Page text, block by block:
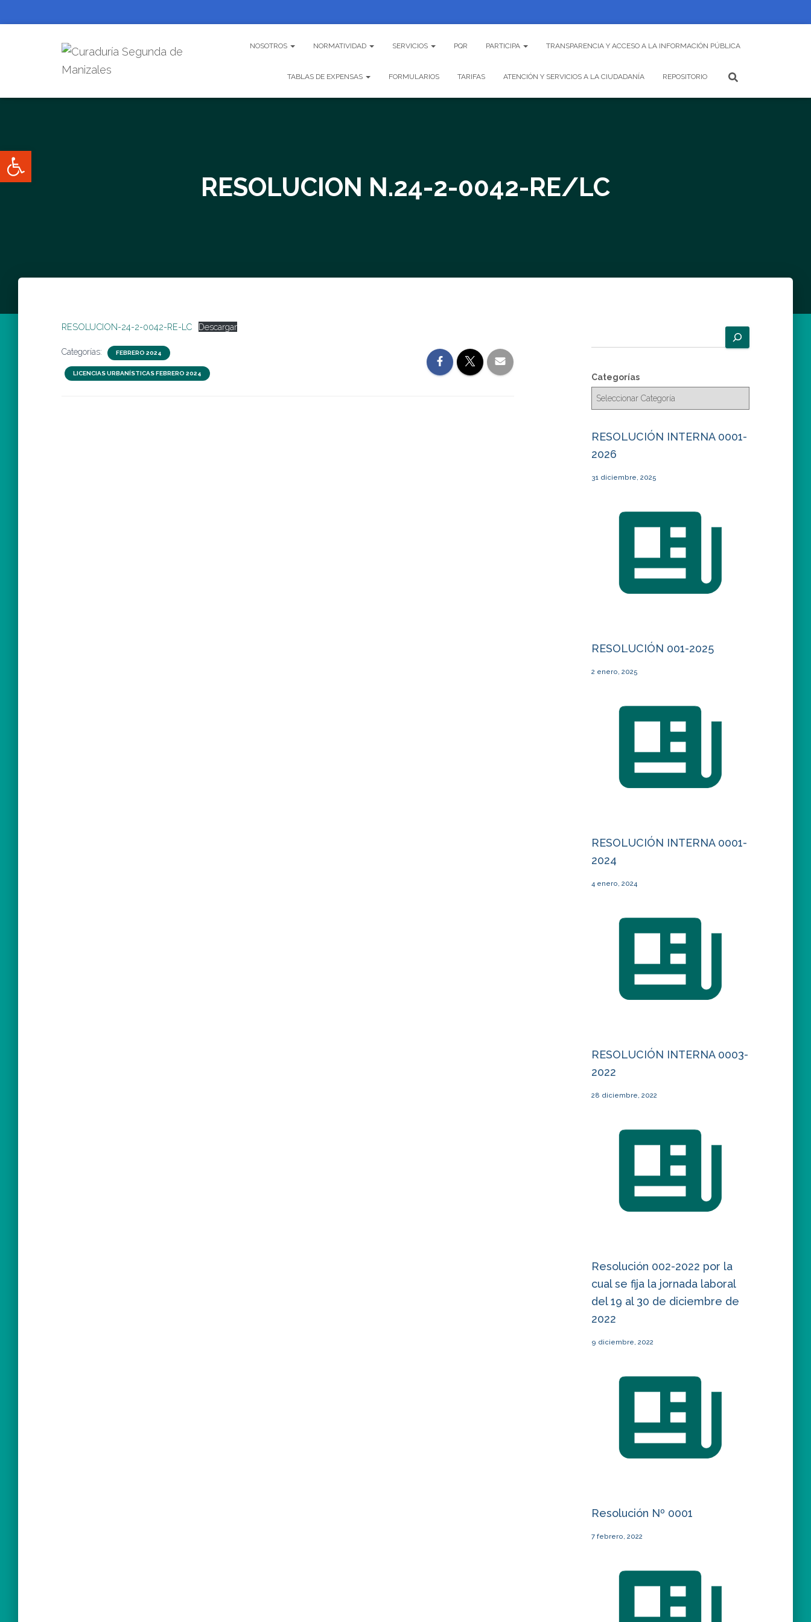
Abrir barra de herramientas
NOSOTROS NORMATIVIDAD SERVICIOS PQR PARTICIPA TRANSPARENCIA Y ACCESO A LA INFORMACIÓN PÚBLICA
TABLAS DE EXPENSAS FORMULARIOS TARIFAS ATENCIÓN Y SERVICIOS A LA CIUDADANÍA REPOSITORIO
RESOLUCION N.24-2-0042-RE/LC
RESOLUCION-24-2-0042-RE-LC Descargar
Categorías: FEBRERO 2024
LICENCIAS URBANÍSTICAS FEBRERO 2024
u
c
a
Categorías
RESOLUCIÓN INTERNA 0001-
2026
31 diciembre, 2025
RESOLUCIÓN 001-2025
2 enero, 2025
RESOLUCIÓN INTERNA 0001-
2024
4 enero, 2024
RESOLUCIÓN INTERNA 0003-
2022
28 diciembre, 2022
Resolución 002-2022 por la
cual se fija la jornada laboral
del 19 al 30 de diciembre de
2022
9 diciembre, 2022
Resolución Nº 0001
7 febrero, 2022